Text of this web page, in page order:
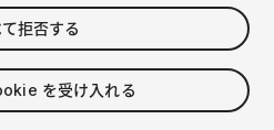
拒否する
を受け入れる